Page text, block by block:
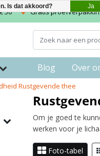
50 Gratis
Blog Over
Rustgevende thee
Om je goed te
werken voor je
Foto-tabel
Is dat akkoord? Ja